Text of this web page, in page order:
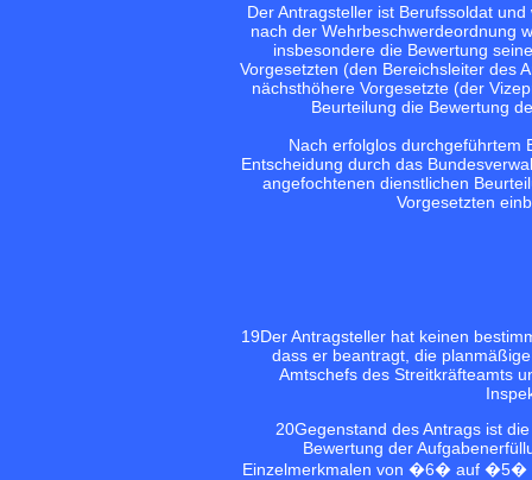
Der Antragsteller ist Berufssoldat
nach der Wehrbeschwerdeordnung
insbesondere die Bewertung
Vorgesetzten (den Bereichsleiter des
nächsthöhere Vorgesetzte (der
Beurteilung die Bewertung
Nach erfolglos durchgeführtem
Entscheidung durch das
angefochtenen dienstlichen
Vorgesetzten
19Der Antragsteller hat keinen
dass er beantragt, die
Amtschefs des Streitkräfteamts
20Gegenstand des Antrags ist
Bewertung der
Einzelmerkmalen von �6� auf �5�